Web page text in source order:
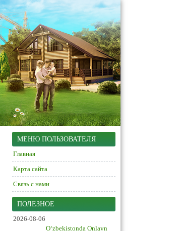
МЕНЮ ПОЛЬЗОВАТЕЛЯ
Главная
Карта сайта
Связь с нами
ПОЛЕЗНОЕ
2026-08-06
O‘zbekistonda Onlayn